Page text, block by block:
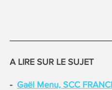
A LIRE SUR LE SUJET
Gaël Menu, SCC